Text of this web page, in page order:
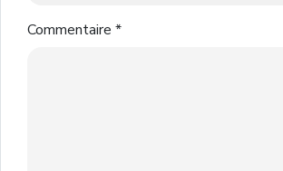
Commentaire *